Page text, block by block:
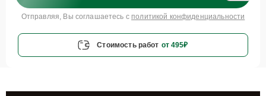
Отправляя, Вы соглашаетесь с политикой конфиденциальности
Стоимость работ от 495₽